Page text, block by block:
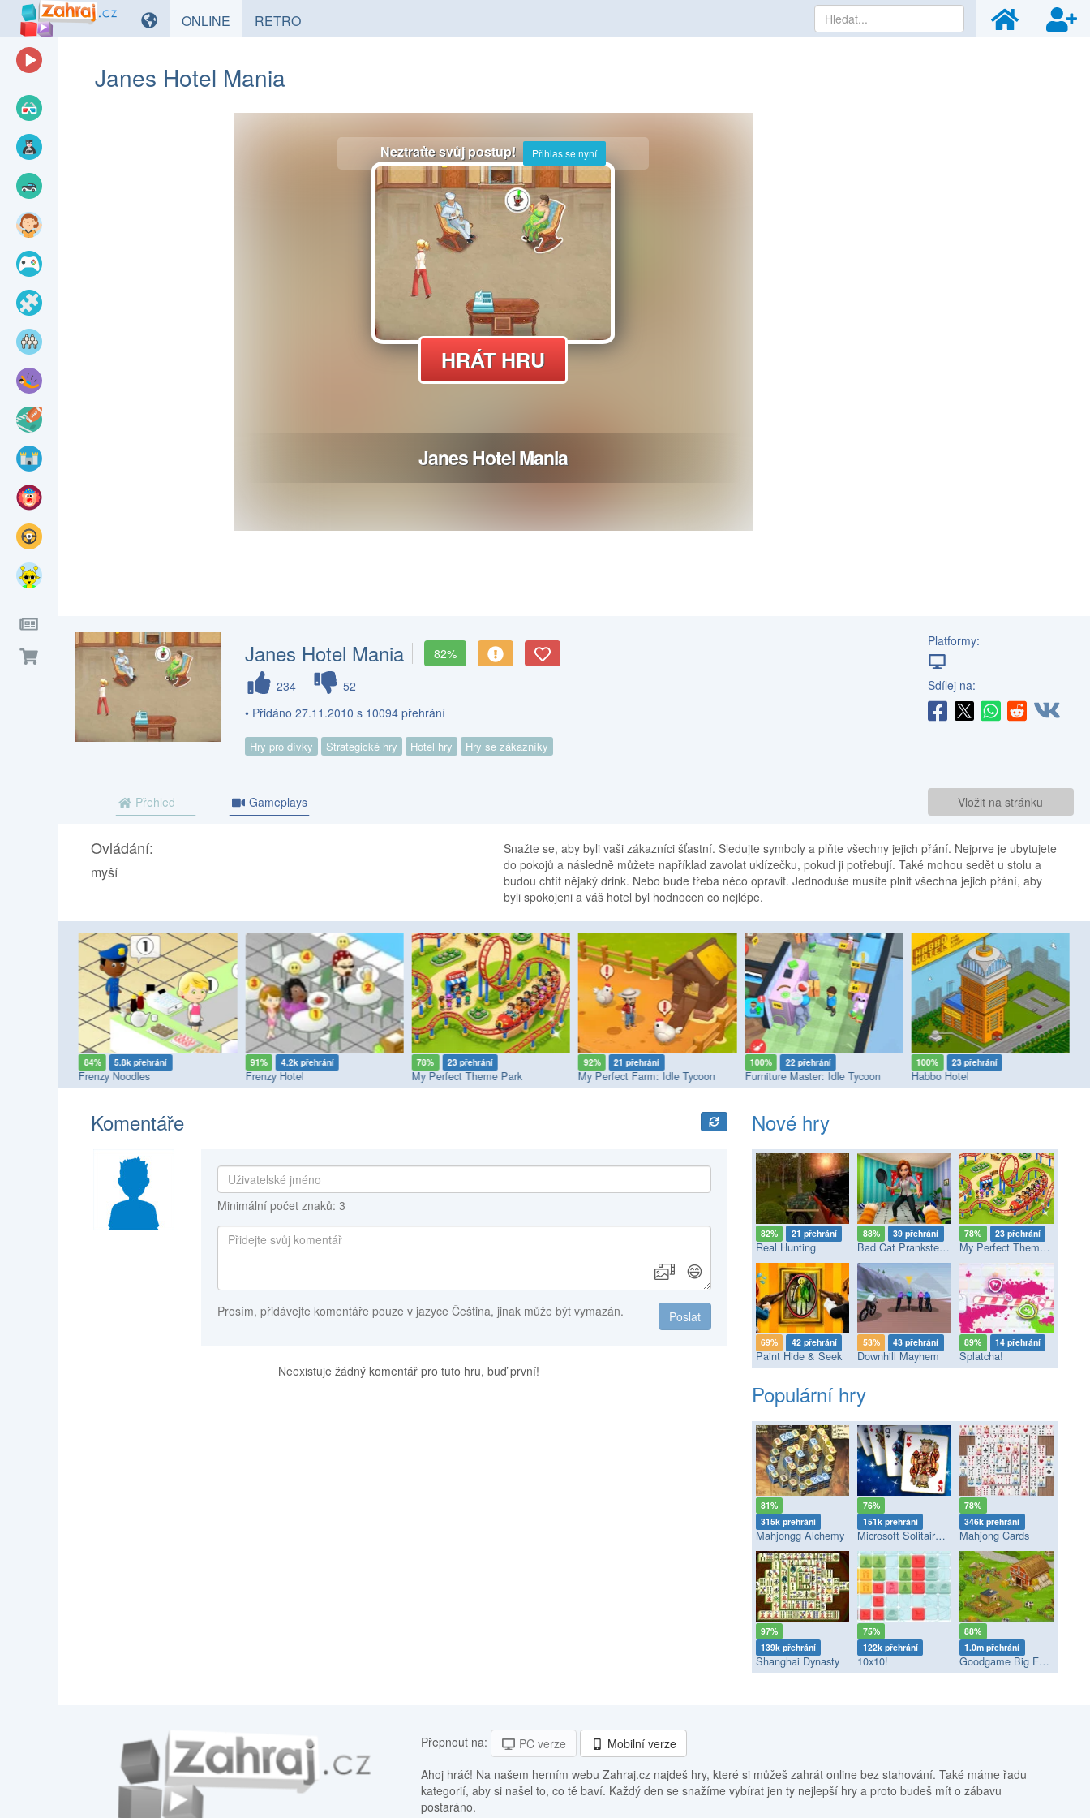
ONLINE HRYRETROHRY
Janes Hotel Mania
Janes Hotel Mania
82%
234
52
• Přidáno 27.11.2010 s 10094 přehrání
Hry pro dívky Strategické hry Hotel hry Hry se zákazníky
Platformy:
Sdílej na:
Vložit na stránku
Přehled Gameplays
Ovládání:
myší
Snažte se, aby byli vaši zákazníci šťastní. Sledujte symboly a plňte všechny jejich přání. Nejprve je ubytujete
do pokojů a následně můžete například zavolat uklízečku, pokud ji potřebují. Také mohou sedět u stolu a
budou chtít nějaký drink. Nebo bude třeba něco opravit. Jednoduše musíte plnit všechna jejich přání, aby
byli spokojeni a váš hotel byl hodnocen co nejlépe.
84% 5.8k přehrání
Frenzy Noodles
91% 4.2k přehrání
Frenzy Hotel
78% 23 přehrání
My Perfect Theme Park
92% 21 přehrání
My Perfect Farm: Idle Tycoon
100% 22 přehrání
Furniture Master: Idle Tycoon
100% 23 přehrání
Habbo Hotel
Komentáře
Minimální počet znaků: 3
😄
Poslat
Prosím, přidávejte komentáře pouze v jazyce Čeština, jinak může být vymazán.
Neexistuje žádný komentář pro tuto hru, buď první!
Nové hry
82% 21 přehrání
Real Hunting
88% 39 přehrání
Bad Cat Prankster - Mom’s Return
78% 23 přehrání
My Perfect Theme Park
69% 42 přehrání
Paint Hide & Seek
53% 43 přehrání
Downhill Mayhem
89% 14 přehrání
Splatcha!
Populární hry
81%
315k přehrání
Mahjongg Alchemy
76%
151k přehrání
Microsoft Solitaire Collection
78%
346k přehrání
Mahjong Cards
97%
139k přehrání
Shanghai Dynasty
75%
122k přehrání
10x10!
88%
1.0m přehrání
Goodgame Big Farm
Přepnout na: PC verze
Mobilní verze
Ahoj hráč! Na našem herním webu Zahraj.cz najdeš hry, které si můžeš zahrát online bez stahování. Také máme řadu
kategorií, aby si našel to, co tě baví. Každý den se snažíme vybírat jen ty nejlepší hry a proto budeš mít o zábavu
postaráno.